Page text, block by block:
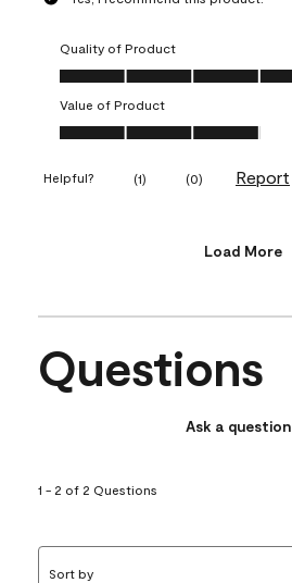
Quality of Product
Quality of Product, 5.0 out of 5
Value of Product
Value of Product, 3.0 out of 5
Helpful? (1) (0) Report
Load More
Questions
Ask a question
1 - 2 of 2 Questions
Sort by